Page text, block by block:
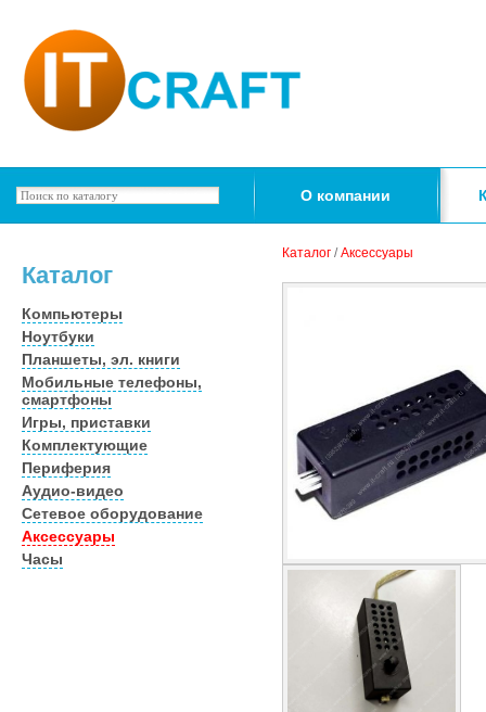
О компании
Каталог
Компьютеры
Ноутбуки
Планшеты, эл. книги
Мобильные телефоны,
смартфоны
Игры, приставки
Комплектующие
Периферия
Аудио-видео
Сетевое оборудование
Аксессуары
Часы
Каталог /Аксессуары